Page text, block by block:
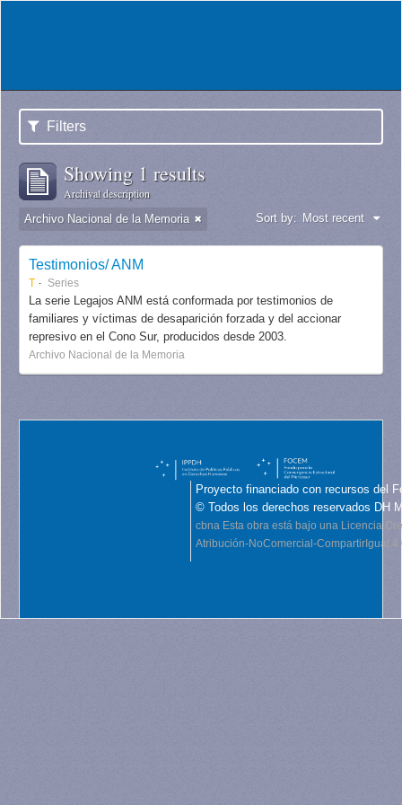
Filters
Showing 1 results
Archival description
Archivo Nacional de la Memoria Sort by: Most recent
Testimonios/ ANM
T Series
La serie Legajos ANM está conformada por testimonios de
familiares y víctimas de desaparición forzada y del accionar
represivo en el Cono Sur, producidos desde 2003.
Archivo Nacional de la Memoria
Proyecto financiado con recursos del
© Todos los derechos reservados DH
cbna Esta obra está bajo una Licencia
Atribución-NoComercial-CompartirIgual